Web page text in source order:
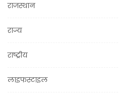
राजस्थान
राज्य
राष्ट्रीय
लाइफस्टाइल